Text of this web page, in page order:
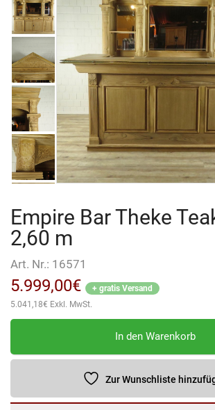
Empire Bar Theke
2,60 m
Art. Nr.: 16571
5.999,00€
+ gratis Versand
5.041,18€ Exkl. MwSt.
Empire
Theke
2,60
In den Warenkorb
Zur Wunschliste